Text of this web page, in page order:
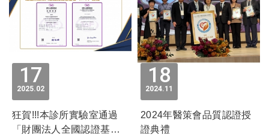
17
02
2025
狂賀!!!本診所實驗室通過
「財團法人全國認證基金
18
11
2024
2024年醫策會品質認證授
證典禮